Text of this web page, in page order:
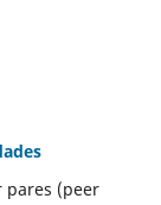
pares (peer